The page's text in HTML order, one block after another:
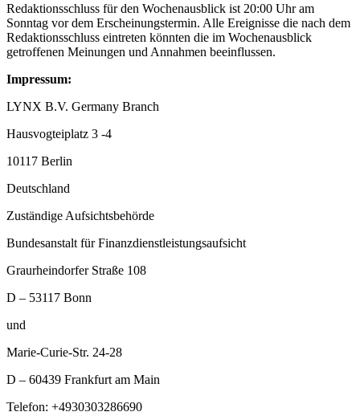
Redaktionsschluss für den Wochenausblick ist 20:00 Uhr am
Sonntag vor dem Erscheinungstermin. Alle Ereignisse die nach dem
Redaktionsschluss eintreten könnten die im Wochenausblick
getroffenen Meinungen und Annahmen beeinflussen.
Impressum:
LYNX B.V. Germany Branch
Hausvogteiplatz 3 -4
10117 Berlin
Deutschland
Zuständige Aufsichtsbehörde
Bundesanstalt für Finanzdienstleistungsaufsicht
Graurheindorfer Straße 108
D – 53117 Bonn
und
Marie-Curie-Str. 24-28
D – 60439 Frankfurt am Main
Telefon: +4930303286690